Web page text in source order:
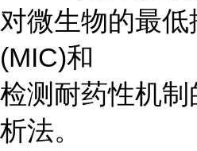
对微生物的最
(MIC)和
检测耐药性机
析法。